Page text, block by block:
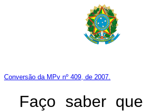
Conversão da MPv nº 409, de 2007.
Faço saber